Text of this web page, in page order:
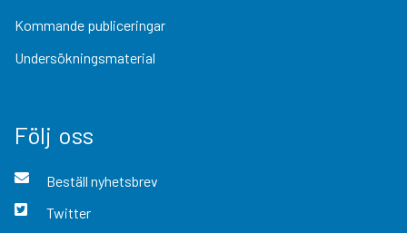
Kommande publiceringar
Undersökningsmaterial
Följ oss
Beställ nyhetsbrev
Twitter